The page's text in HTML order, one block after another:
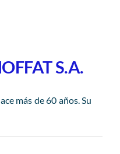
S.A.
más de 60 años. Su